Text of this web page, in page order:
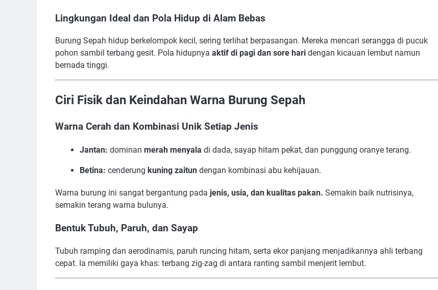
Lingkungan Ideal dan Pola Hidup di Alam Bebas
Burung Sepah hidup berkelompok kecil, sering terlihat berpasangan. Mereka mencari serangga di pucuk
pohon sambil terbang gesit. Pola hidupnya aktif di pagi dan sore hari dengan kicauan lembut namun
bernada tinggi.
Ciri Fisik dan Keindahan Warna Burung Sepah
Warna Cerah dan Kombinasi Unik Setiap Jenis
Jantan: dominan merah menyala di dada, sayap hitam pekat, dan punggung oranye terang.
Betina: cenderung kuning zaitun dengan kombinasi abu kehijauan.
Warna burung ini sangat bergantung pada jenis, usia, dan kualitas pakan. Semakin baik nutrisinya,
semakin terang warna bulunya.
Bentuk Tubuh, Paruh, dan Sayap
Tubuh ramping dan aerodinamis, paruh runcing hitam, serta ekor panjang menjadikannya ahli terbang
cepat. Ia memiliki gaya khas: terbang zig-zag di antara ranting sambil menjerit lembut.